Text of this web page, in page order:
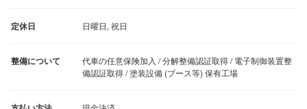
定休日 日曜日, 祝日
整備について
代車の任意保険加入 / 分解整備認証取得 / 電子制御装置整
備認証取得 / 塗装設備 (ブース等) 保有工場